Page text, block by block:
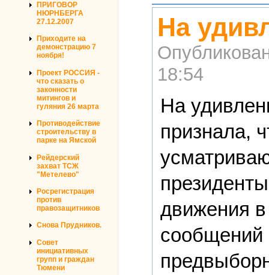
ПРИГОВОР
НЮРНБЕРГА
27.12.2007
Приходите на
демонстрацию 7
ноября!
Проект РОССИЯ -
что сказать о
законности
митингов и
гуляния 26 марта
Противодействие
строительству в
парке на Ямской
Рейдерский
захват ТСЖ
"Метелево"
Росрегистрация
против
правозащитников
Снова Прудников.
Совет
инициативных
групп и граждан
Тюмени
На
18:54
На
признала,
движения
сообщений